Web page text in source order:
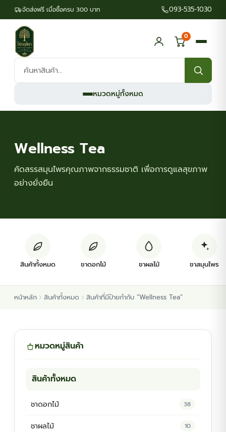
จัดส่งฟรี เมื่อซื้อครบ 300 บาท 093-535-1030
ค้นหา
สินค้า:
0
หมวดหมู่ทั้งหมด
ต้นพันธุ์สมุนไพร
ต้นพันธุ์ไม้ป่า
Wellness Tea
คัดสรรสมุนไพรคุณภาพจากธรรมชาติ เพื่อการดูแลสุขภาพ
อย่างยั่งยืน
สินค้าทั้งหมด ชาดอกไม้ ชาผลไม้ ชาสมุนไพร
หน้าหลัก สินค้าทั้งหมด สินค้าที่มีป้ายกำกับ “Wellness Tea”
หมวดหมู่สินค้า
สินค้าทั้งหมด
ชาดอกไม้ 38
ชาผลไม้ 10